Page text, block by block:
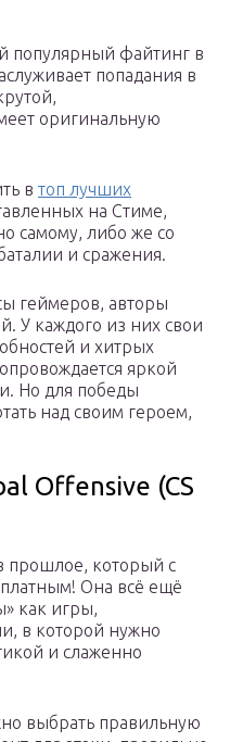
популярный файтинг в
попадания в
оригинальную
в топ лучших
на Стиме,
самому, либо же со
и сражения.
геймеров, авторы
У каждого из них свои
и хитрых
яркой
Но для победы
над своим героем,
Offensive (CS
прошлое, который с
Она всё ещё
как игры,
в которой нужно
и слаженно
выбрать правильную